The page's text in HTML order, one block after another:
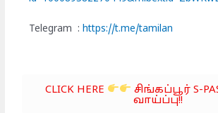
Telegram :https://t.me/tamilan
CLICK HERE சிங்கப்பூர் S-
வாய்ப்பு!!